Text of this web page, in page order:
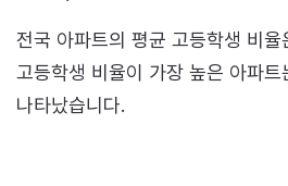
전국 아파트의 평균 고등학생 비
고등학생 비율이 가장 높은 아파
나타났습니다.